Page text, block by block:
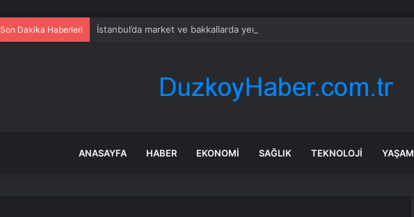
Son Dakika Haberleri İstanbul’da market ve bakkallarda yeni uygulama devreye girdi
ANASAYFA HABER EKONOMI SAĞLIK TEKNOLOJI YAŞAM